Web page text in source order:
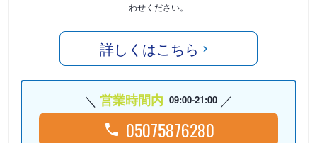
わせください。
詳しくはこちら
営業時間内 09:00-21:00
05075876280